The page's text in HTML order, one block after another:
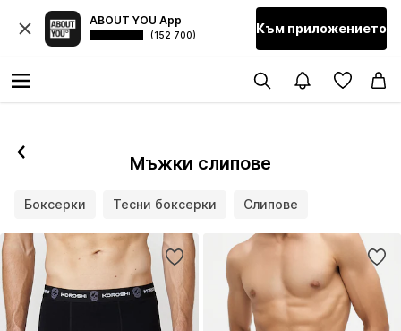
ABOUT YOU App
(152 700) Към приложението
Мъжки слипове
Боксерки Тесни боксерки Слипове